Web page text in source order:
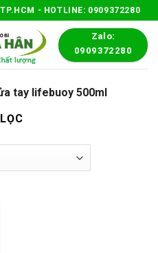
- HOTLINE: 0909372280
Zalo:
0909372280
tay lifebuoy 500ml
LỌC